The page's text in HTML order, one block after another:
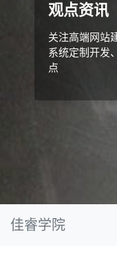
观点资讯
关注高端网站
系统定制开发
点
佳睿学院